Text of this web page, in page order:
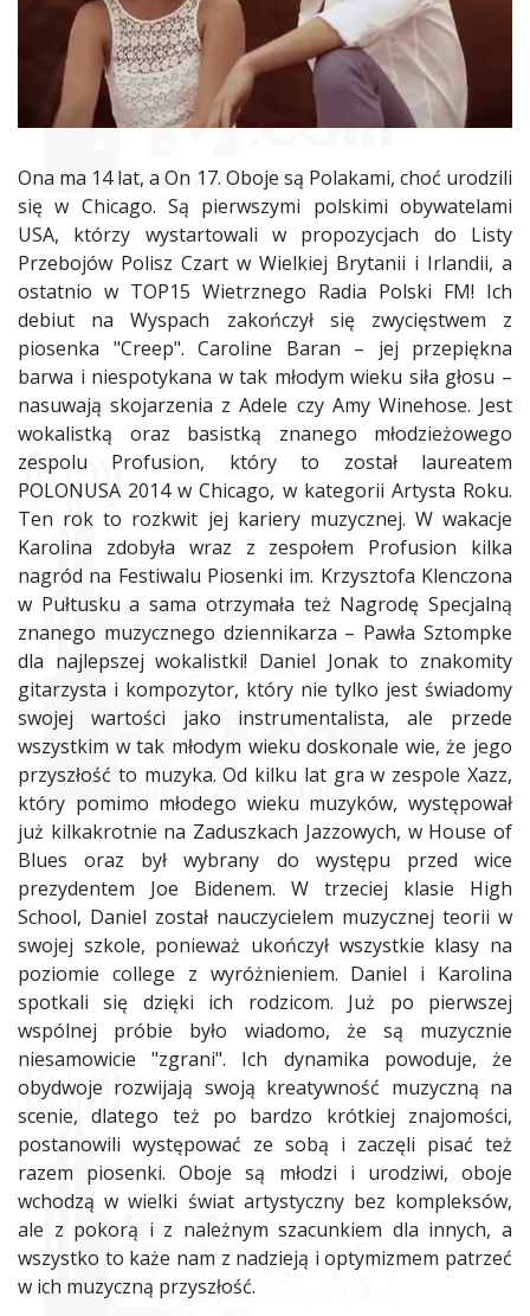
Ona ma 14 lat, a On 17. Oboje są Polakami, choć urodzili
się w Chicago. Są pierwszymi polskimi obywatelami
USA, którzy wystartowali w propozycjach do Listy
Przebojów Polisz Czart w Wielkiej Brytanii i Irlandii, a
ostatnio w TOP15 Wietrznego Radia Polski FM! Ich
debiut na Wyspach zakończył się zwycięstwem z
piosenka "Creep". Caroline Baran – jej przepiękna
barwa i niespotykana w tak młodym wieku siła głosu –
nasuwają skojarzenia z Adele czy Amy Winehose. Jest
wokalistką oraz basistką znanego młodzieżowego
zespolu Profusion, który to został laureatem
POLONUSA 2014 w Chicago, w kategorii Artysta Roku.
Ten rok to rozkwit jej kariery muzycznej. W wakacje
Karolina zdobyła wraz z zespołem Profusion kilka
nagród na Festiwalu Piosenki im. Krzysztofa Klenczona
w Pułtusku a sama otrzymała też Nagrodę Specjalną
znanego muzycznego dziennikarza – Pawła Sztompke
dla najlepszej wokalistki! Daniel Jonak to znakomity
gitarzysta i kompozytor, który nie tylko jest świadomy
swojej wartości jako instrumentalista, ale przede
wszystkim w tak młodym wieku doskonale wie, że jego
przyszłość to muzyka. Od kilku lat gra w zespole Xazz,
który pomimo młodego wieku muzyków, występował
już kilkakrotnie na Zaduszkach Jazzowych, w House of
Blues oraz był wybrany do występu przed wice
prezydentem Joe Bidenem. W trzeciej klasie High
School, Daniel został nauczycielem muzycznej teorii w
swojej szkole, ponieważ ukończył wszystkie klasy na
poziomie college z wyróżnieniem. Daniel i Karolina
spotkali się dzięki ich rodzicom. Już po pierwszej
wspólnej próbie było wiadomo, że są muzycznie
niesamowicie "zgrani". Ich dynamika powoduje, że
obydwoje rozwijają swoją kreatywność muzyczną na
scenie, dlatego też po bardzo krótkiej znajomości,
postanowili występować ze sobą i zaczęli pisać też
razem piosenki. Oboje są młodzi i urodziwi, oboje
wchodzą w wielki świat artystyczny bez kompleksów,
ale z pokorą i z należnym szacunkiem dla innych, a
wszystko to każe nam z nadzieją i optymizmem patrzeć
w ich muzyczną przyszłość.